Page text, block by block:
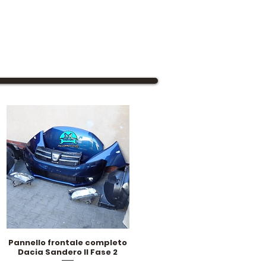
Vista rapida
Pannello frontale completo
Dacia Sandero II Fase 2